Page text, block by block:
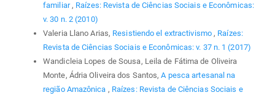
familiar, Raízes: Revista de Ciências Sociais e Econômicas:
v. 30 n. 2 (2010)
Valeria Llano Arias, Resistiendo el extractivismo, Raízes:
Revista de Ciências Sociais e Econômicas: v. 37 n. 1 (2017)
Wandicleia Lopes de Sousa, Leila de Fátima de Oliveira
Monte, Ádria Oliveira dos Santos,A pesca artesanal na
região Amazônica , Raízes: Revista de Ciências Sociais e